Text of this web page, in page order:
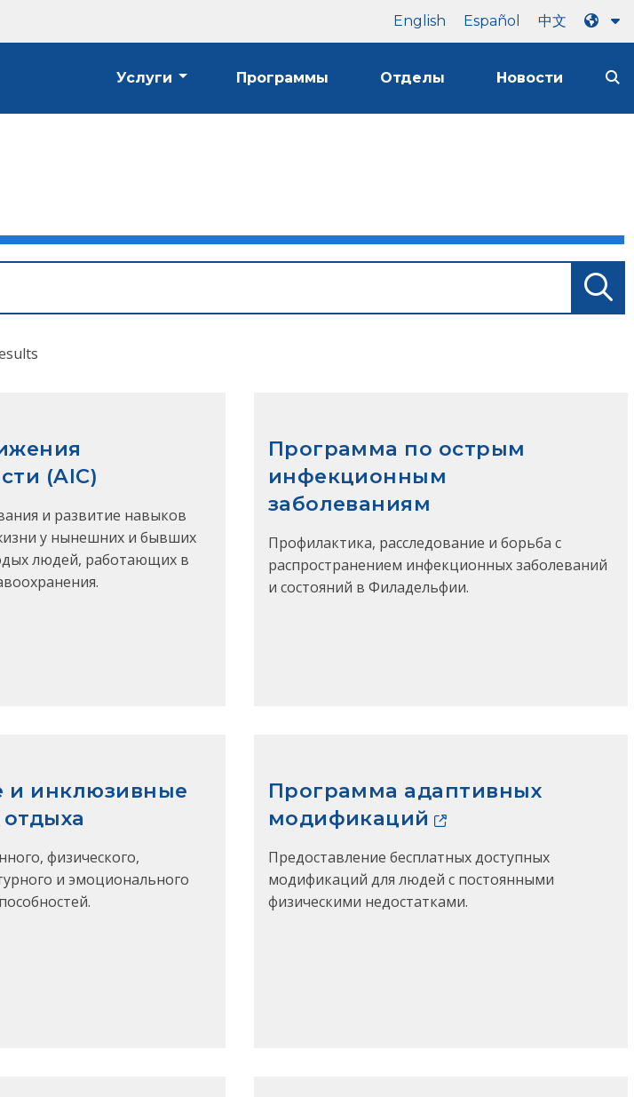
English Español 中文
Услуги Программы Отделы Новости
(AIC)
и развитие навыков
у нынешних и бывших
людей, работающих в
Программа по острым
инфекционным
заболеваниям
Профилактика, расследование и борьба с
распространением инфекционных заболеваний
и состояний в Филадельфии.
и инклюзивные
физического,
и эмоционального
Программа адаптивных
модификаций
Предоставление бесплатных доступных
модификаций для людей с постоянными
физическими недостатками.